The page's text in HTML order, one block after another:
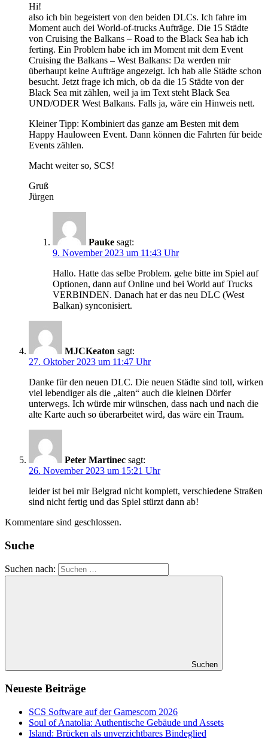
Hi!
also ich bin begeistert von den beiden DLCs. Ich fahre im
Moment auch dei World-of-trucks Aufträge. Die 15 Städte
von Cruising the Balkans – Road to the Black Sea hab ich
ferting. Ein Problem habe ich im Moment mit dem Event
Cruising the Balkans – West Balkans: Da werden mir
überhaupt keine Aufträge angezeigt. Ich hab alle Städte schon
besucht. Jetzt frage ich mich, ob da die 15 Städte von der
Black Sea mit zählen, weil ja im Text steht Black Sea
UND/ODER West Balkans. Falls ja, wäre ein Hinweis nett.
Kleiner Tipp: Kombiniert das ganze am Besten mit dem
Happy Hauloween Event. Dann können die Fahrten für beide
Events zählen.
Macht weiter so, SCS!
Gruß
Jürgen
Pauke sagt:
9. November 2023 um 11:43 Uhr
Hallo. Hatte das selbe Problem. gehe bitte im Spiel auf
Optionen, dann auf Online und bei World auf Trucks
VERBINDEN. Danach hat er das neu DLC (West
Balkan) synconisiert.
MJCKeaton sagt:
27. Oktober 2023 um 11:47 Uhr
Danke für den neuen DLC. Die neuen Städte sind toll, wirken
viel lebendiger als die „alten“ auch die kleinen Dörfer
unterwegs. Ich würde mir wünschen, dass nach und nach die
alte Karte auch so überarbeitet wird, das wäre ein Traum.
Peter Martinec sagt:
26. November 2023 um 15:21 Uhr
leider ist bei mir Belgrad nicht komplett, verschiedene Straßen
sind nicht fertig und das Spiel stürzt dann ab!
Kommentare sind geschlossen.
Suche
Suchen nach:
Suchen
Neueste Beiträge
SCS Software auf der Gamescom 2026
Soul of Anatolia: Authentische Gebäude und Assets
Island: Brücken als unverzichtbares Bindeglied